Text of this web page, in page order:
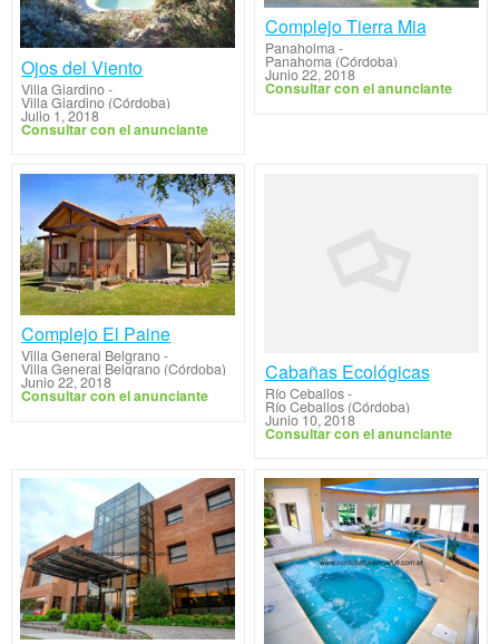
Ojos del Viento
Villa Giardino-
Villa Giardino (Córdoba)
Julio 1, 2018
Consultar con el anunciante
Complejo Tierra Mia
Panaholma-
Panahoma (Córdoba)
Junio 22, 2018
Consultar con el anunciante
Complejo El Paine
Villa General Belgrano-
Villa General Belgrano (Córdoba)
Junio 22, 2018
Consultar con el anunciante
Cabañas Ecológicas
Río Ceballos-
Río Ceballos (Córdoba)
Junio 10, 2018
Consultar con el anunciante